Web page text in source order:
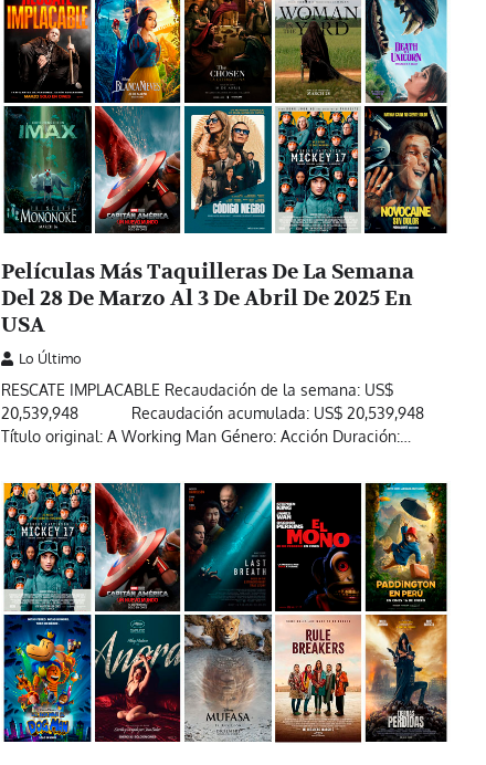
Películas Más Taquilleras De La Semana
Del 28 De Marzo Al 3 De Abril De 2025 En
USA
Lo Último
RESCATE IMPLACABLE Recaudación de la semana: US$
20,539,948 Recaudación acumulada: US$ 20,539,948
Título original: A Working Man Género: Acción Duración:…